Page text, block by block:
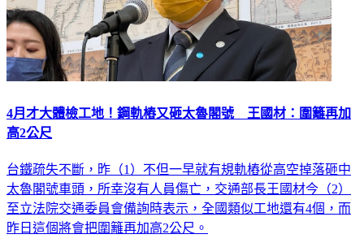
4月才大體檢工地！鋼軌樁又砸太魯閣號 王國材：圍籬再加
高2公尺
台鐵疏失不斷，昨（1）不但一早就有規軌樁從高空掉落砸中
太魯閣號車頭，所幸沒有人員傷亡，交通部長王國材今（2）
至立法院交通委員會備詢時表示，全國類似工地還有4個，而
昨日這個將會把圍籬再加高2公尺。